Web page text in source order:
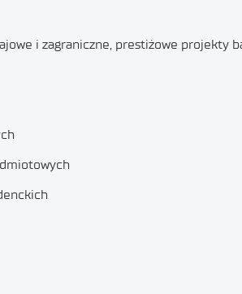
i zagraniczne, prestiżowe projekty